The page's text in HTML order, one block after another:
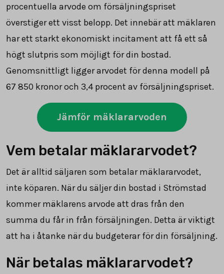
procentuella arvode om försäljningspriset
överstiger ett visst belopp. Det innebär att mäklaren
har ett starkt ekonomiskt incitament att få ett så
högt slutpris som möjligt för din bostad.
Genomsnittligt ligger arvodet för denna modell på
67 850 kronor och 3,4 procent av försäljningspriset.
Jämför mäklararvoden
Vem betalar mäklararvodet?
Det är alltid säljaren som betalar mäklararvodet,
inte köparen. När du säljer din bostad i Strömstad
kommer mäklarens arvode att dras från den
summa du får in från försäljningen. Detta är viktigt
att ha i åtanke när du budgeterar för din försäljning.
När betalas mäklararvodet?